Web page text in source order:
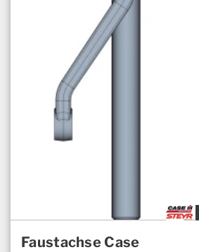
Faustachse Case